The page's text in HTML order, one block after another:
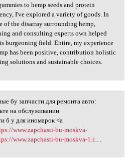
to hemp seeds and protein
I've explored a variety of goods. In
of the disarray surrounding hemp,
and consulting experts own helped
burgeoning field. Entire, my experience
has been positive, contribution holistic
solutions and sustainable choices.
бу запчасти для
бу запчасти для ремонта авто:
на обслуживании
б у для иномарок <a
www.zapchasti-bu-moskva-
www.zapchasti-bu-moskva-1.r...